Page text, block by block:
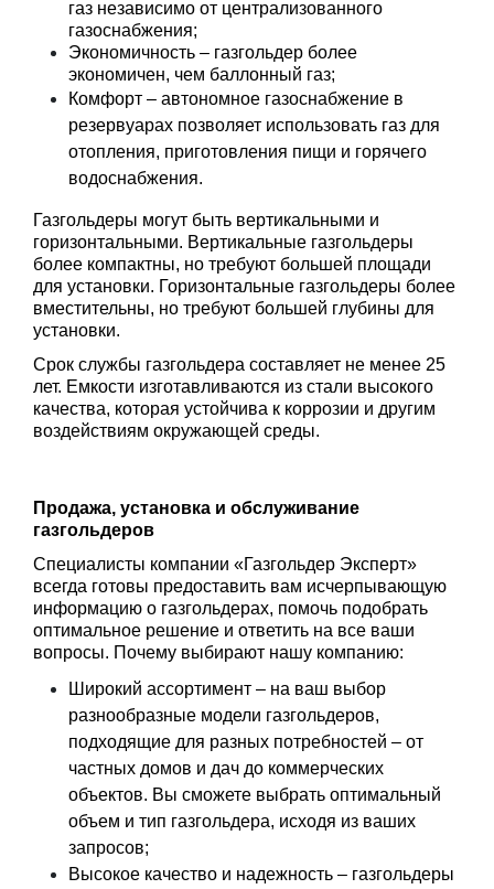
газ независимо от централизованного
газоснабжения;
Экономичность – газгольдер более
экономичен, чем баллонный газ;
Комфорт – автономное газоснабжение в
резервуарах позволяет использовать газ для
отопления, приготовления пищи и горячего
водоснабжения.
Газгольдеры могут быть вертикальными и
горизонтальными. Вертикальные газгольдеры
более компактны, но требуют большей площади
для установки. Горизонтальные газгольдеры более
вместительны, но требуют большей глубины для
установки.
Срок службы газгольдера составляет не менее 25
лет. Емкости изготавливаются из стали высокого
качества, которая устойчива к коррозии и другим
воздействиям окружающей среды.
Продажа, установка и обслуживание
газгольдеров
Специалисты компании «Газгольдер Эксперт»
всегда готовы предоставить вам исчерпывающую
информацию о газгольдерах, помочь подобрать
оптимальное решение и ответить на все ваши
вопросы. Почему выбирают нашу компанию:
Широкий ассортимент – на ваш выбор
разнообразные модели газгольдеров,
подходящие для разных потребностей – от
частных домов и дач до коммерческих
объектов. Вы сможете выбрать оптимальный
объем и тип газгольдера, исходя из ваших
запросов;
Высокое качество и надежность – газгольдеры